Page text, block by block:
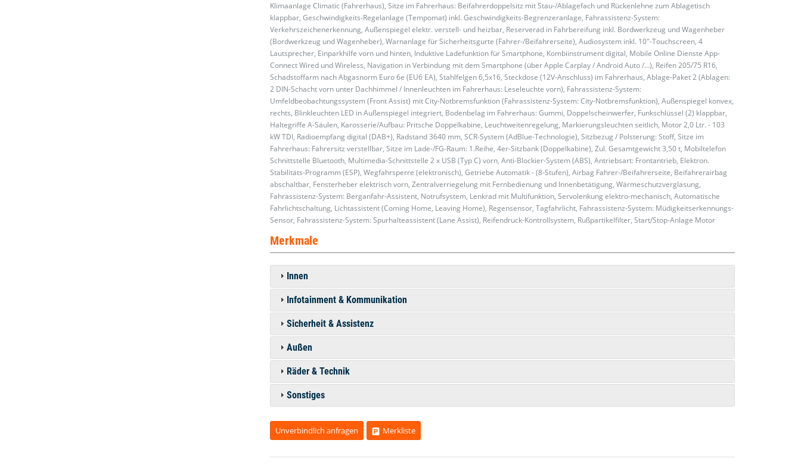
Klimaanlage Climatic (Fahrerhaus), Sitze im Fahrerhaus: Beifahrerdoppelsitz mit Stau-/Ablagefach und Rückenlehne zum Ablagetisch
klappbar, Geschwindigkeits-Regelanlage (Tempomat) inkl. Geschwindigkeits-Begrenzeranlage, Fahrassistenz-System:
Verkehrszeichenerkennung, Außenspiegel elektr. verstell- und heizbar, Reserverad in Fahrbereifung inkl. Bordwerkzeug und Wagenheber
(Bordwerkzeug und Wagenheber), Warnanlage für Sicherheitsgurte (Fahrer-/Beifahrerseite), Audiosystem inkl. 10"-Touchscreen, 4
Lautsprecher, Einparkhilfe vorn und hinten, Induktive Ladefunktion für Smartphone, Kombiinstrument digital, Mobile Online Dienste App-
Connect Wired und Wireless, Navigation in Verbindung mit dem Smartphone (über Apple Carplay / Android Auto /...), Reifen 205/75 R16,
Schadstoffarm nach Abgasnorm Euro 6e (EU6 EA), Stahlfelgen 6,5x16, Steckdose (12V-Anschluss) im Fahrerhaus, Ablage-Paket 2 (Ablagen:
2 DIN-Schacht vorn unter Dachhimmel / Innenleuchten im Fahrerhaus: Leseleuchte vorn), Fahrassistenz-System:
Umfeldbeobachtungssystem (Front Assist) mit City-Notbremsfunktion (Fahrassistenz-System: City-Notbremsfunktion), Außenspiegel konvex,
rechts, Blinkleuchten LED in Außenspiegel integriert, Bodenbelag im Fahrerhaus: Gummi, Doppelscheinwerfer, Funkschlüssel (2) klappbar,
Haltegriffe A-Säulen, Karosserie/Aufbau: Pritsche Doppelkabine, Leuchtweitenregelung, Markierungsleuchten seitlich, Motor 2,0 Ltr. - 103
kW TDI, Radioempfang digital (DAB+), Radstand 3640 mm, SCR-System (AdBlue-Technologie), Sitzbezug / Polsterung: Stoff, Sitze im
Fahrerhaus: Fahrersitz verstellbar, Sitze im Lade-/FG-Raum: 1.Reihe, 4er-Sitzbank (Doppelkabine), Zul. Gesamtgewicht 3,50 t, Mobiltelefon
Schnittstelle Bluetooth, Multimedia-Schnittstelle 2 x USB (Typ C) vorn, Anti-Blockier-System (ABS), Antriebsart: Frontantrieb, Elektron.
Stabilitäts-Programm (ESP), Wegfahrsperre (elektronisch), Getriebe Automatik - (8-Stufen), Airbag Fahrer-/Beifahrerseite, Beifahrerairbag
abschaltbar, Fensterheber elektrisch vorn, Zentralverriegelung mit Fernbedienung und Innenbetätigung, Wärmeschutzverglasung,
Fahrassistenz-System: Berganfahr-Assistent, Notrufsystem, Lenkrad mit Multifunktion, Servolenkung elektro-mechanisch, Automatische
Fahrlichtschaltung, Lichtassistent (Coming Home, Leaving Home), Regensensor, Tagfahrlicht, Fahrassistenz-System: Müdigkeitserkennungs-
Sensor, Fahrassistenz-System: Spurhalteassistent (Lane Assist), Reifendruck-Kontrollsystem, Rußpartikelfilter, Start/Stop-Anlage Motor
Merkmale
Innen
Infotainment & Kommunikation
Sicherheit & Assistenz
Außen
Räder & Technik
Sonstiges
Unverbindlich anfragen Merkliste